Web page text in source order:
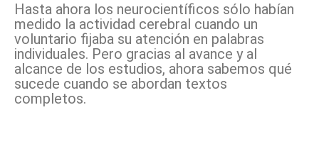
Hasta ahora los neurocientíficos sólo habían
medido la actividad cerebral cuando un
voluntario fijaba su atención en palabras
individuales. Pero gracias al avance y al
alcance de los estudios, ahora sabemos qué
sucede cuando se abordan textos
completos.